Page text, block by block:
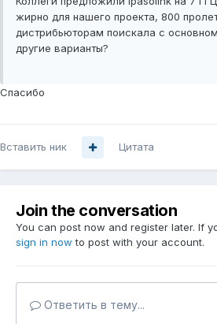
жирно для нашего проекта, 800
дистрибьюторам поискала с
другие варианты?
Спасибо
Вставить ник Цитата
Join the conversation
You can post now and register later. If
sign in now to post with your account.
Ответить в тему...